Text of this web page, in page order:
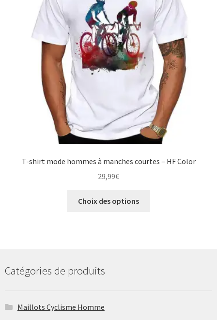
être
choisies
sur
la
page
du
produit
T-shirt mode hommes à manches courtes – HF Color
29,99€
Choix des options
Catégories de produits
Maillots Cyclisme Homme